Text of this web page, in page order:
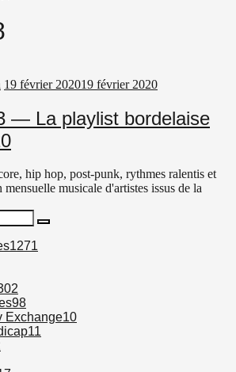
19 février 202019 février 2020
— La playlist bordelaise
hip hop, post-punk, rythmes ralentis et
musicale d'artistes issus de la
Search
1271
98
Exchange10
11